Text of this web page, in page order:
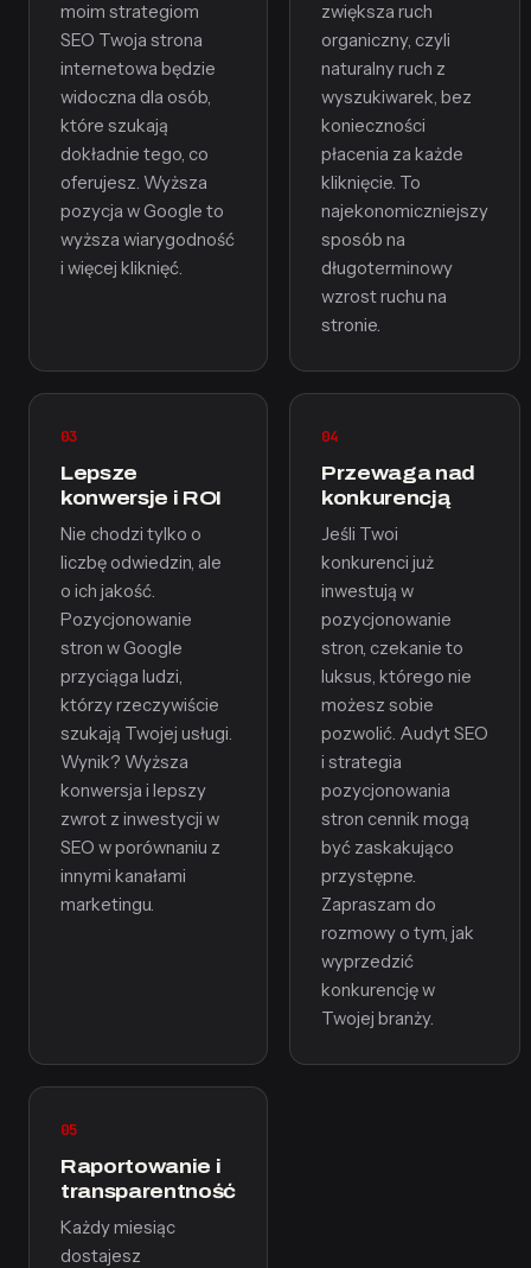
moim strategiom
SEO Twoja strona
internetowa będzie
widoczna dla osób,
które szukają
dokładnie tego, co
oferujesz. Wyższa
pozycja w Google to
wyższa wiarygodność
i więcej kliknięć.
zwiększa ruch
organiczny, czyli
naturalny ruch z
wyszukiwarek, bez
konieczności
płacenia za każde
kliknięcie. To
najekonomiczniejszy
sposób na
długoterminowy
wzrost ruchu na
stronie.
03
Lepsze
konwersje i ROI
Nie chodzi tylko o
liczbę odwiedzin, ale
o ich jakość.
Pozycjonowanie
stron w Google
przyciąga ludzi,
którzy rzeczywiście
szukają Twojej usługi.
Wynik? Wyższa
konwersja i lepszy
zwrot z inwestycji w
SEO w porównaniu z
innymi kanałami
marketingu.
04
Przewaga nad
konkurencją
Jeśli Twoi
konkurenci już
inwestują w
pozycjonowanie
stron, czekanie to
luksus, którego nie
możesz sobie
pozwolić. Audyt SEO
i strategia
pozycjonowania
stron cennik mogą
być zaskakująco
przystępne.
Zapraszam do
rozmowy o tym, jak
wyprzedzić
konkurencję w
Twojej branży.
05
Raportowanie i
transparentność
Każdy miesiąc
dostajesz